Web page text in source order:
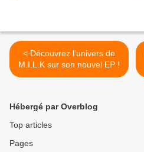
< Découvrez l’univers de
M.I.L.K sur son nouvel EP !
Hébergé par Overblog
Top articles
Pages